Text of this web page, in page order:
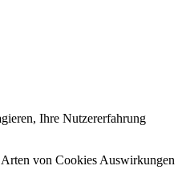
Ihre Nutzererfahrung
von Cookies Auswirkungen